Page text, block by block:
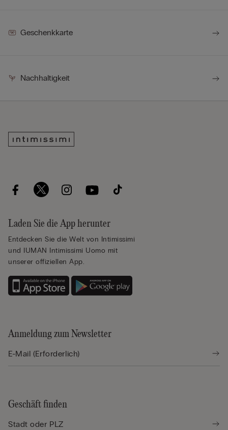
Geschenkkarte
Nachhaltigkeit
Laden Sie die App herunter
Entdecken Sie die Welt von Intimissimi
und IUMAN Intimissimi Uomo mit
unserer offiziellen App.
Anmeldung zum Newsletter
Geschäft finden